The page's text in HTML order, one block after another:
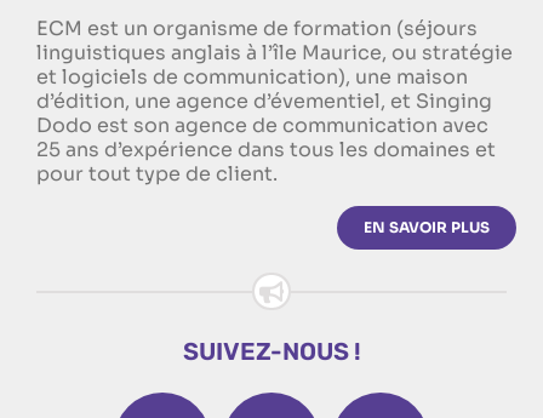
ECM est un organisme de formation (séjours
linguistiques anglais à l’île Maurice, ou stratégie
et logiciels de communication), une maison
d’édition, une agence d’évementiel, et Singing
Dodo est son agence de communication avec
25 ans d’expérience dans tous les domaines et
pour tout type de client.
EN SAVOIR PLUS
SUIVEZ-NOUS !